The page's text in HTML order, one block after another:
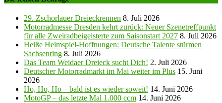
29. Zschorlauer Dreieckrennen 8. Juli 2026
Motorradmesse Dresden kehrt zurück: Neuer Szenetreffpunkt
für alle Zweiradbeigeisterte zum Saisonstart 2027 8. Juli 2026
Heiße Heimspiel-Hoffnungen: Deutsche Talente stürmen
Sachsenring 8. Juli 2026
Das Team Weidaer Dreieck sucht Dich! 2. Juli 2026
Deutscher Motorradmarkt im Mai weiter im Plus 15. Juni
2026
Ho, Ho, Ho – bald ist es wieder soweit! 14. Juni 2026
MotoGP – das letzte Mal 1.000 ccm 14. Juni 2026